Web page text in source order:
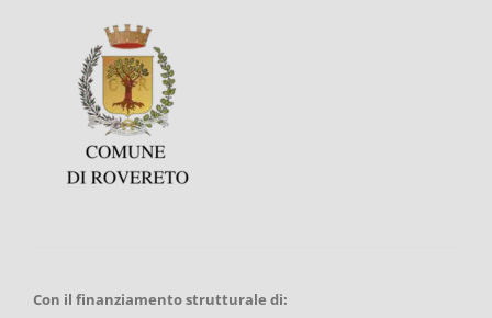
Con il finanziamento strutturale di: